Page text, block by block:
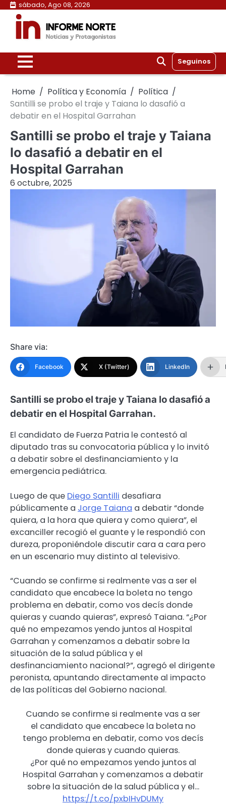
Skip
content
sábado, Ago 08, 2026
Seguinos
Home Política y Economía
Política
Santilli se probo el traje y Taiana lo dasafió a
debatir en el Hospital Garrahan
Santilli se probo el traje y Taiana
lo dasafió a debatir en el
Hospital Garrahan
6 octubre, 2025
Share via:
Facebook X (Twitter) LinkedIn
Santilli se probo el traje y Taiana lo dasafió a
debatir en el Hospital Garrahan.
El candidato de Fuerza Patria le contestó al
diputado tras su convocatoria pública y lo invitó
a debatir sobre el desfinanciamiento y la
emergencia pediátrica.
Luego de que Diego Santilli desafiara
públicamente a Jorge Taiana a debatir “donde
quiera, a la hora que quiera y como quiera”, el
excanciller recogió el guante y le respondió con
dureza, proponiéndole discutir cara a cara pero
en un escenario muy distinto al televisivo.
“Cuando se confirme si realmente vas a ser el
candidato que encabece la boleta no tengo
problema en debatir, como vos decís donde
quieras y cuando quieras”, expresó Taiana. “¿Por
qué no empezamos yendo juntos al Hospital
Garrahan y comenzamos a debatir sobre la
situación de la salud pública y el
desfinanciamiento nacional?”, agregó el dirigente
peronista, apuntando directamente al impacto
de las políticas del Gobierno nacional.
Cuando se confirme si realmente vas a ser
el candidato que encabece la boleta no
tengo problema en debatir, como vos decís
donde quieras y cuando quieras.
¿Por qué no empezamos yendo juntos al
Hospital Garrahan y comenzamos a debatir
sobre la situación de la salud pública y el…
https://t.co/pxbIHvDUMy